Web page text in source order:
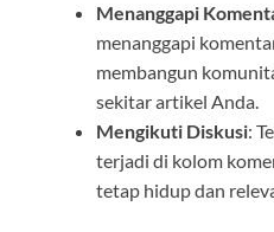
Menanggapi
menanggapi
membangun
sekitar artikel Anda.
Mengikuti Diskusi:
terjadi di kolom
tetap hidup dan